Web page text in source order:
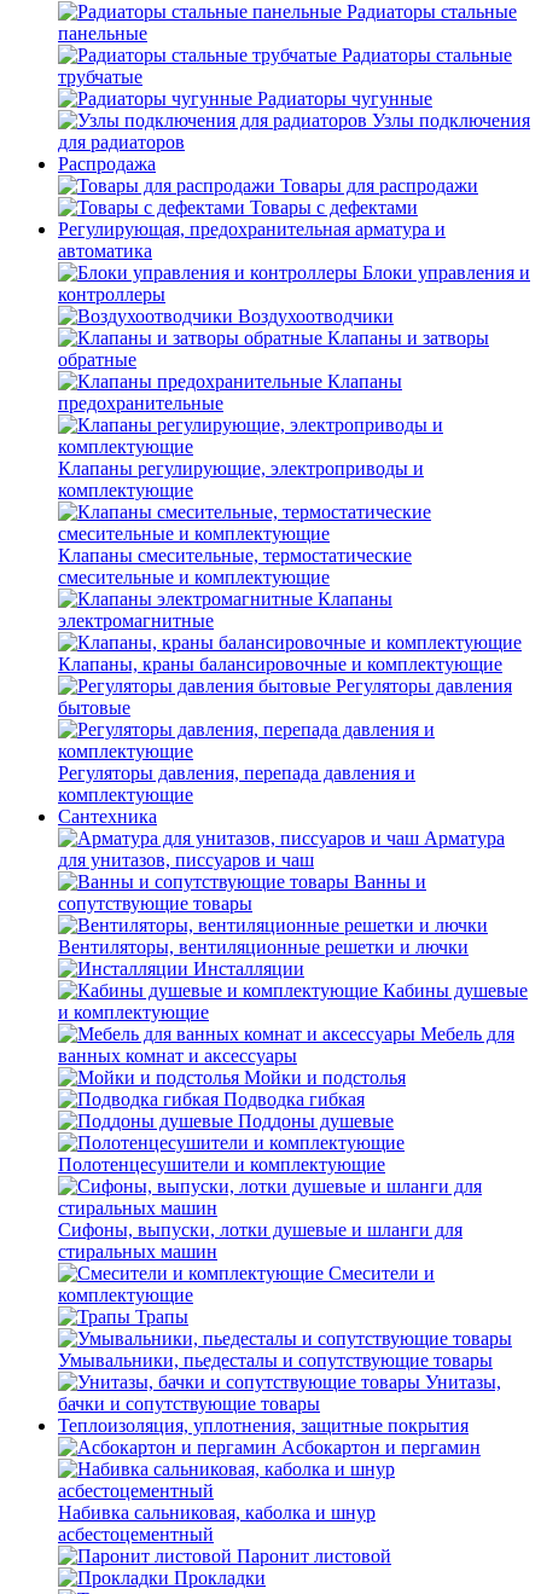
Радиаторы стальные
панельные
Радиаторы стальные
трубчатые
Радиаторы чугунные
Узлы подключения
для радиаторов
Распродажа
Товары для распродажи
Товары с дефектами
Регулирующая, предохранительная арматура и
автоматика
Блоки управления и
контроллеры
Воздухоотводчики
Клапаны и затворы
обратные
Клапаны
предохранительные
Клапаны регулирующие, электроприводы и
комплектующие
Клапаны смесительные, термостатические
смесительные и комплектующие
Клапаны
электромагнитные
Клапаны, краны балансировочные и комплектующие
Регуляторы давления
бытовые
Регуляторы давления, перепада давления и
комплектующие
Сантехника
Арматура
для унитазов, писсуаров и чаш
Ванны и
сопутствующие товары
Вентиляторы, вентиляционные решетки и лючки
Инсталляции
Кабины душевые
и комплектующие
Мебель для
ванных комнат и аксессуары
Мойки и подстолья
Подводка гибкая
Поддоны душевые
Полотенцесушители и комплектующие
Сифоны, выпуски, лотки душевые и шланги для
стиральных машин
Смесители и
комплектующие
Трапы
Умывальники, пьедесталы и сопутствующие товары
Унитазы,
бачки и сопутствующие товары
Теплоизоляция, уплотнения, защитные покрытия
Асбокартон и пергамин
Набивка сальниковая, каболка и шнур
асбестоцементный
Паронит листовой
Прокладки